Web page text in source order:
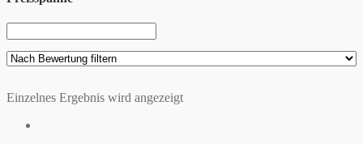
Einzelnes Ergebnis wird angezeigt